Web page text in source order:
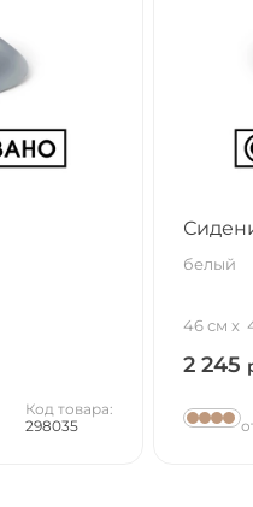
Код товара:
298035
белый
46 см
2 245